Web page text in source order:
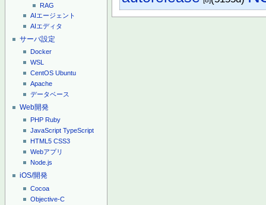
RAG
AIエージェント
AIエディタ
サーバ設定
Docker
WSL
CentOS Ubuntu
Apache
データベース
Web開発
PHP Ruby
JavaScript TypeScript
HTML5 CSS3
Webアプリ
Node.js
iOS/開発
Cocoa
Objective-C